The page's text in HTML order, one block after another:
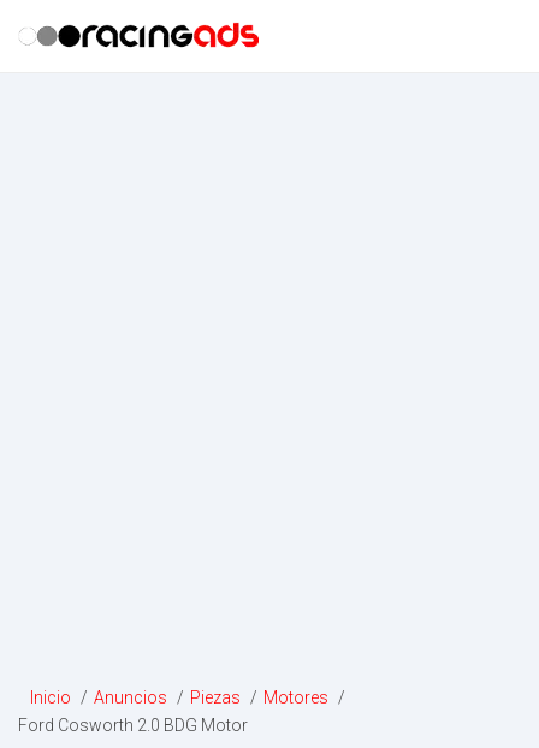
Inicio / Anuncios / Piezas / Motores
/
Ford Cosworth 2.0 BDG Motor